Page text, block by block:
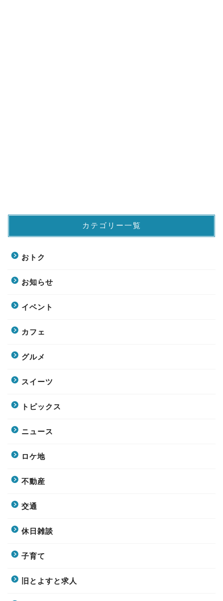
カテゴリー一覧
おトク
お知らせ
イベント
カフェ
グルメ
スイーツ
トピックス
ニュース
ロケ地
不動産
交通
休日雑談
子育て
旧とよすと求人